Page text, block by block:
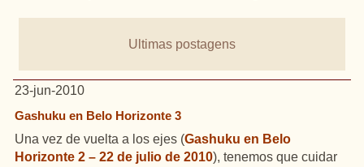
Ultimas postagens
23-jun-2010
Gashuku en Belo Horizonte 3
Una vez de vuelta a los ejes (Gashuku en Belo
Horizonte 2 – 22 de julio de 2010), tenemos que cuidar